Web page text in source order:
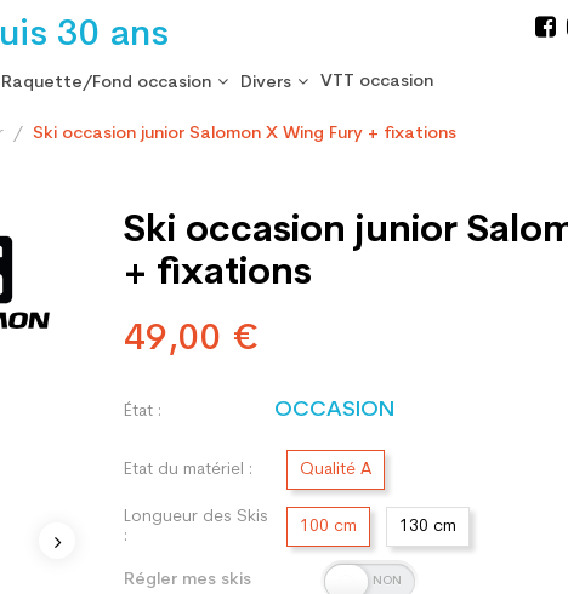
30 ans
Raquette/Fond occasion Divers VTT occasion
Ski occasion junior Salomon X Wing Fury + fixations
Ski occasion junior
+ fixations
49,00 €
État : OCCASION
Etat du matériel : Qualité A
Longueur des Skis
:
100 cm 130 cm
Régler mes skis